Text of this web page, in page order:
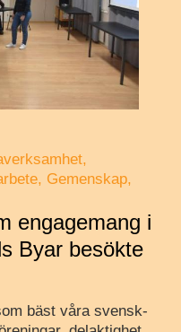
Gemenskap
engagemang i
Byar besökte
bäst våra svensk-